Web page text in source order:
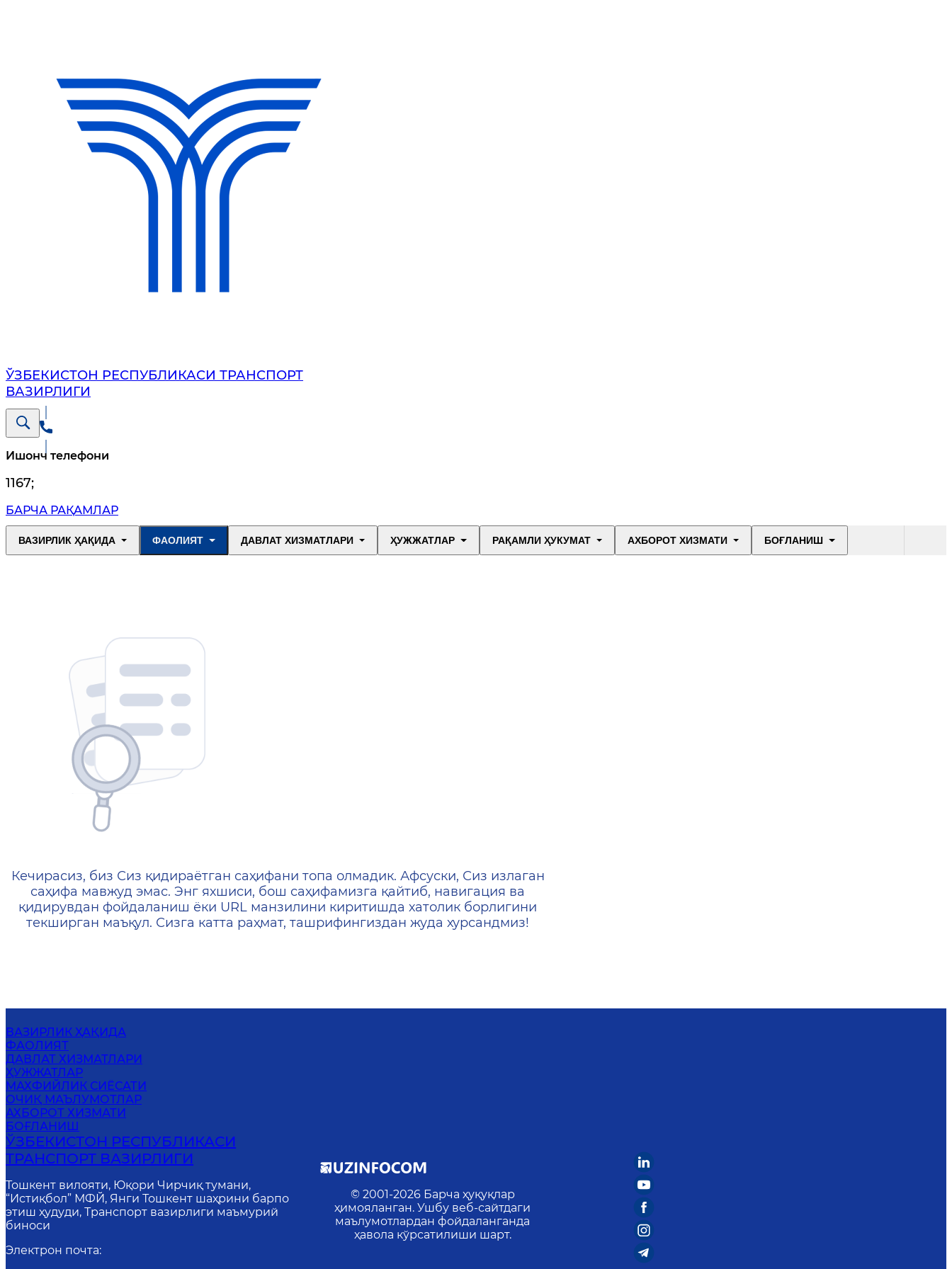
ЎЗБЕКИСТОН РЕСПУБЛИКАСИ ТРАНСПОРТ
ВАЗИРЛИГИ
Ишонч телефони
1167;
БАРЧА РАҚАМЛАР
ВАЗИРЛИК ҲАҚИДА ФАОЛИЯТ ДАВЛАТ ХИЗМАТЛАРИ ҲУЖЖАТЛАР РАҚАМЛИ ҲУКУМАТ АХБОРОТ ХИЗМАТИ БОҒЛАНИШ
404 — Страница не найдена
Кечирасиз, биз Сиз қидираётган саҳифани топа олмадик. Афсуски, Сиз излаган
саҳифа мавжуд эмас. Энг яхшиси, бош саҳифамизга қайтиб, навигация ва
қидирувдан фойдаланиш ёки URL манзилини киритишда хатолик борлигини
текширган маъқул. Сизга катта раҳмат, ташрифингиздан жуда хурсандмиз!
ВАЗИРЛИК ҲАҚИДА
ФАОЛИЯТ
ДАВЛАТ ХИЗМАТЛАРИ
ҲУЖЖАТЛАР
MАХФИЙЛИК СИЁСАТИ
ОЧИҚ МАЪЛУМОТЛАР
АХБОРОТ ХИЗМАТИ
БОҒЛАНИШ
ЎЗБЕКИСТОН РЕСПУБЛИКАСИ
ТРАНСПОРТ ВАЗИРЛИГИ
Тошкент вилояти, Юқори Чирчиқ тумани,
“Истиқбол” МФЙ, Янги Тошкент шаҳрини барпо
этиш ҳудуди, Транспорт вазирлиги маъмурий
биноси
Электрон почта:
© 2001-2026 Барча ҳуқуқлар
ҳимояланган. Ушбу веб-сайтдаги
маълумотлардан фойдаланганда
ҳавола кўрсатилиши шарт.